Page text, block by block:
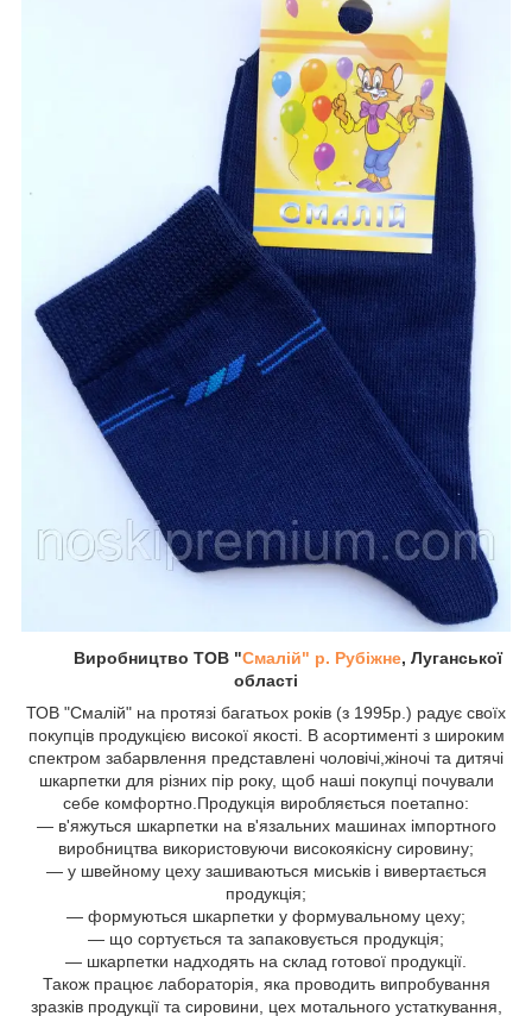
Виробництво ТОВ "Смалій" р. Рубіжне, Луганської
області
ТОВ "Смалій" на протязі багатьох років (з 1995р.) радує своїх
покупців продукцією високої якості. В асортименті з широким
спектром забарвлення представлені чоловічі,жіночі та дитячі
шкарпетки для різних пір року, щоб наші покупці почували
себе комфортно.Продукція виробляється поетапно:
― в'яжуться шкарпетки на в'язальних машинах імпортного
виробництва використовуючи високоякісну сировину;
― у швейному цеху зашиваються миськів і вивертається
продукція;
― формуються шкарпетки у формувальному цеху;
― що сортується та запаковується продукція;
― шкарпетки надходять на склад готової продукції.
Також працює лабораторія, яка проводить випробування
зразків продукції та сировини, цех мотального устаткування,